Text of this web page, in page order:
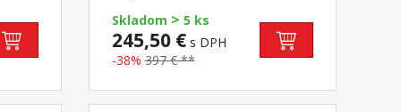
Skladom > 5 ks
245,50 €s DPH
-38% 397 € **